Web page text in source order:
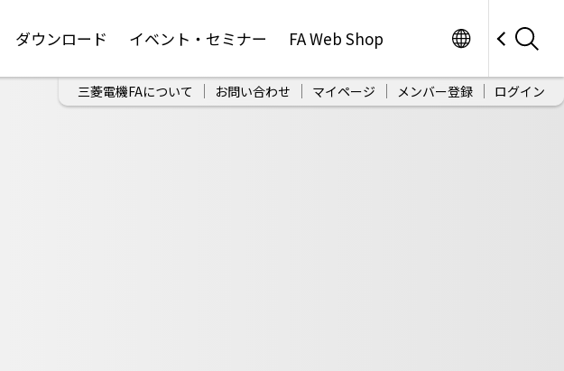
ダウンロード イベント・セミナー FA Web Shop
三菱電機FAについて お問い合わせ マイページ メンバー登録 ログイン